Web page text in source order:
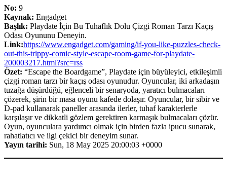
No: 9
Kaynak: Engadget
Başlık: Playdate İçin Bu Tuhaflık Dolu Çizgi Roman Tarzı Kaçış
Odası Oyununu Deneyin.
Link:https://www.engadget.com/gaming/if-you-like-puzzles-check-
out-this-trippy-comic-style-escape-room-game-for-playdate-
200003217.html?src=rss
Özet: “Escape the Boardgame”, Playdate için büyüleyici, etkileşimli
çizgi roman tarzı bir kaçış odası oyunudur. Oyuncular, iki arkadaşın
tuzağa düşürdüğü, eğlenceli bir senaryoda, yaratıcı bulmacaları
çözerek, şirin bir masa oyunu kafede dolaşır. Oyuncular, bir sibir ve
D-pad kullanarak paneller arasında ilerler, tuhaf karakterlerle
karşılaşır ve dikkatli gözlem gerektiren karmaşık bulmacaları çözür.
Oyun, oyunculara yardımcı olmak için birden fazla ipucu sunarak,
rahatlatıcı ve ilgi çekici bir deneyim sunar.
Yayın tarihi: Sun, 18 May 2025 20:00:03 +0000